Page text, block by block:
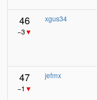
46
−3 ▼
xgus34
47
−1 ▼
jefmx